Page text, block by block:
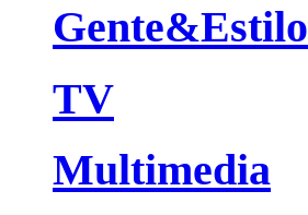
Gente&Estilo
TV
Multimedia